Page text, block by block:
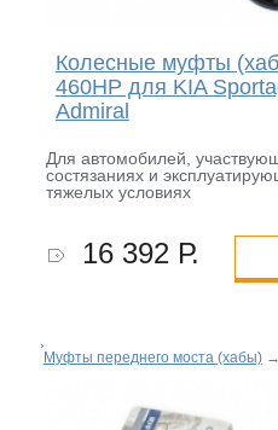
Колесные муфты
460HP для KIA
Admiral
Для автомобилей,
состязаниях и
тяжелых условиях
16 392 Р.
Муфты переднего моста (хабы)→